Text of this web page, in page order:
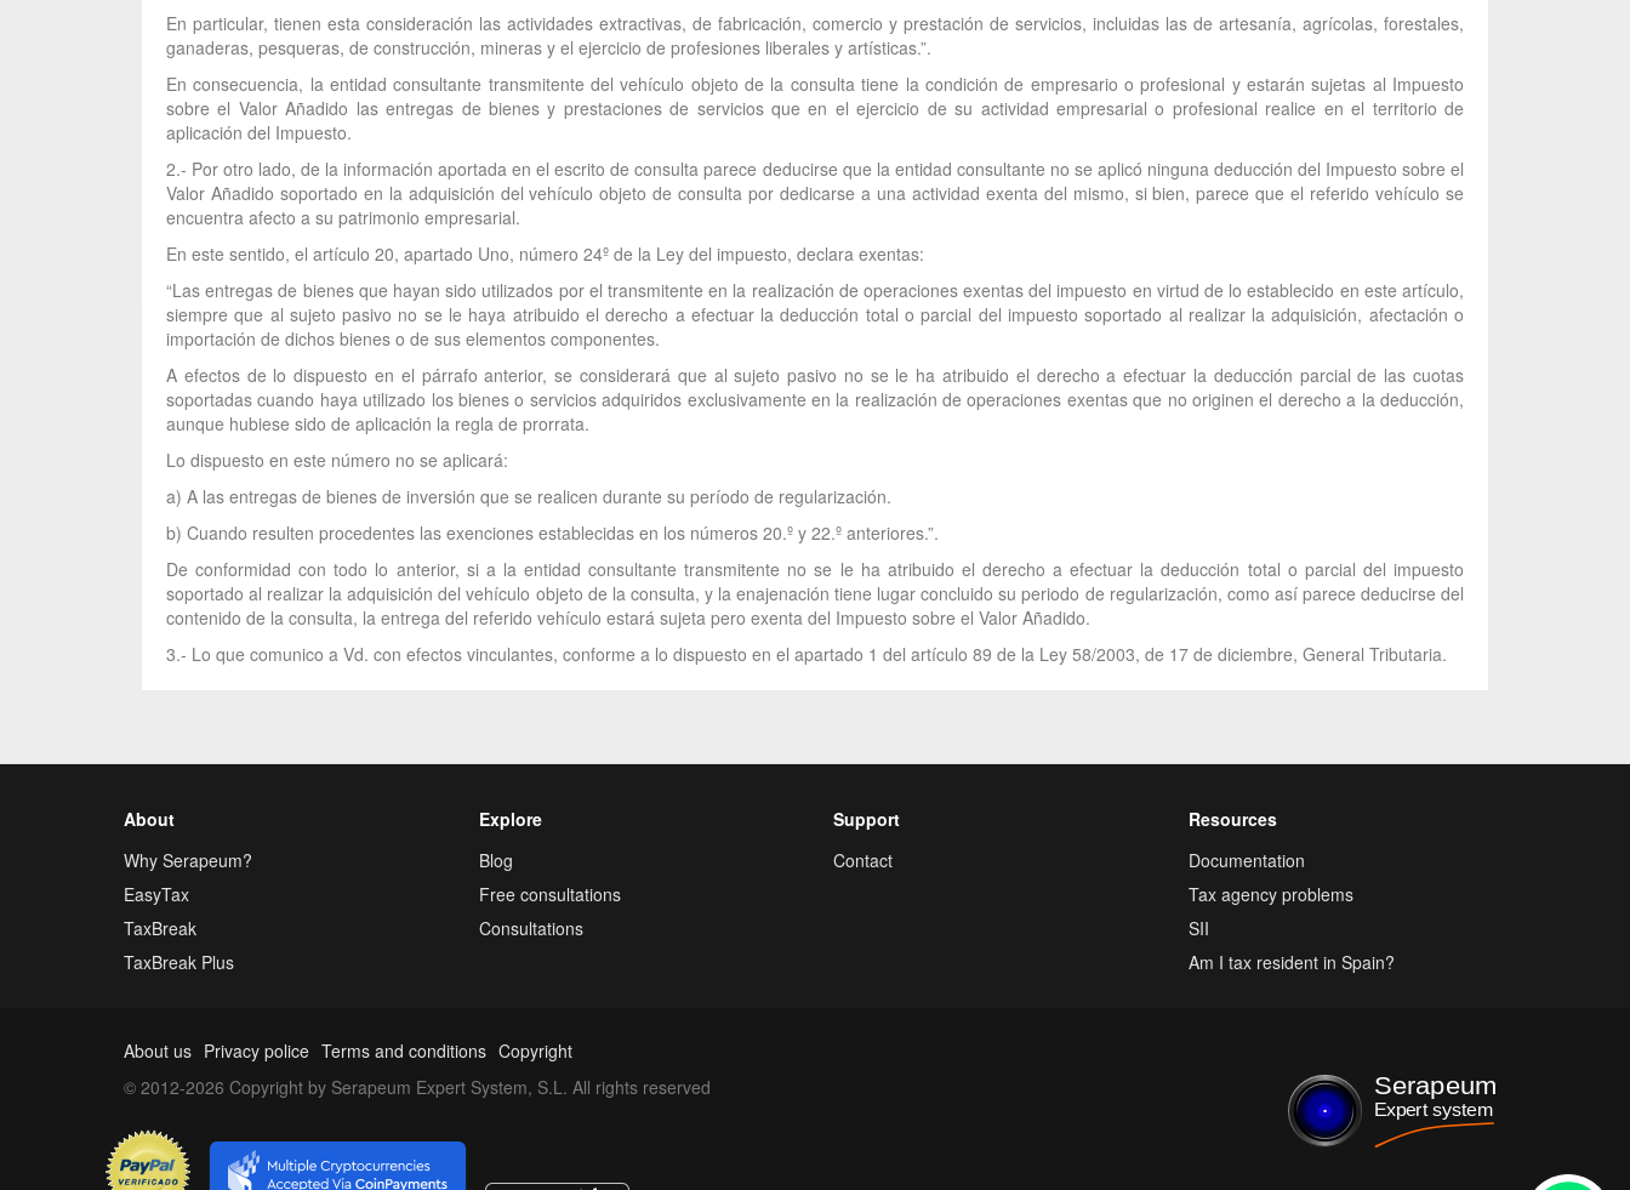
En particular, tienen esta consideración las actividades extractivas, de fabricación, comercio y prestación de servicios, incluidas las de artesanía, agrícolas, forestales,
ganaderas, pesqueras, de construcción, mineras y el ejercicio de profesiones liberales y artísticas.”.
En consecuencia, la entidad consultante transmitente del vehículo objeto de la consulta tiene la condición de empresario o profesional y estarán sujetas al Impuesto
sobre el Valor Añadido las entregas de bienes y prestaciones de servicios que en el ejercicio de su actividad empresarial o profesional realice en el territorio de
aplicación del Impuesto.
2.- Por otro lado, de la información aportada en el escrito de consulta parece deducirse que la entidad consultante no se aplicó ninguna deducción del Impuesto sobre el
Valor Añadido soportado en la adquisición del vehículo objeto de consulta por dedicarse a una actividad exenta del mismo, si bien, parece que el referido vehículo se
encuentra afecto a su patrimonio empresarial.
En este sentido, el artículo 20, apartado Uno, número 24º de la Ley del impuesto, declara exentas:
“Las entregas de bienes que hayan sido utilizados por el transmitente en la realización de operaciones exentas del impuesto en virtud de lo establecido en este artículo,
siempre que al sujeto pasivo no se le haya atribuido el derecho a efectuar la deducción total o parcial del impuesto soportado al realizar la adquisición, afectación o
importación de dichos bienes o de sus elementos componentes.
A efectos de lo dispuesto en el párrafo anterior, se considerará que al sujeto pasivo no se le ha atribuido el derecho a efectuar la deducción parcial de las cuotas
soportadas cuando haya utilizado los bienes o servicios adquiridos exclusivamente en la realización de operaciones exentas que no originen el derecho a la deducción,
aunque hubiese sido de aplicación la regla de prorrata.
Lo dispuesto en este número no se aplicará:
a) A las entregas de bienes de inversión que se realicen durante su período de regularización.
b) Cuando resulten procedentes las exenciones establecidas en los números 20.º y 22.º anteriores.”.
De conformidad con todo lo anterior, si a la entidad consultante transmitente no se le ha atribuido el derecho a efectuar la deducción total o parcial del impuesto
soportado al realizar la adquisición del vehículo objeto de la consulta, y la enajenación tiene lugar concluido su periodo de regularización, como así parece deducirse del
contenido de la consulta, la entrega del referido vehículo estará sujeta pero exenta del Impuesto sobre el Valor Añadido.
3.- Lo que comunico a Vd. con efectos vinculantes, conforme a lo dispuesto en el apartado 1 del artículo 89 de la Ley 58/2003, de 17 de diciembre, General Tributaria.
About
Why Serapeum?
EasyTax
TaxBreak
TaxBreak Plus
Explore
Blog
Free consultations
Consultations
Support
Contact
Resources
Documentation
Tax agency problems
SII
Am I tax resident in Spain?
About us Privacy police Terms and conditions Copyright
© 2012-2026 Copyright by Serapeum Expert System, S.L. All rights reserved